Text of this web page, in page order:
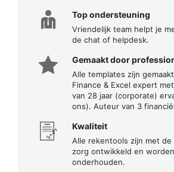
Top ondersteuning
Vriendelijk team helpt je
de chat of helpdesk.
Gemaakt door
Alle templates zijn
Finance & Excel expert
van 28 jaar (corporate)
ons). Auteur van 3
Kwaliteit
Alle rekentools zijn met
zorg ontwikkeld en
onderhouden.